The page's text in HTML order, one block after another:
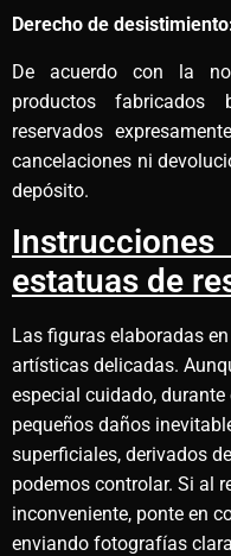
Derecho de
De acuerdo con la
productos fabricados
reservados
cancelaciones ni
depósito.
estatuas de
Las figuras elaboradas
artísticas delicadas.
especial cuidado,
pequeños daños
superficiales, derivados
podemos controlar. Si al
inconveniente, ponte en
enviando fotografías